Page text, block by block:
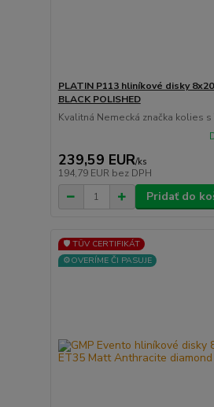
PLATIN P113 hliníkové disky
BLACK POLISHED
Kvalitná Nemecká značka kolies s
239,59 EUR/ks
194,79 EUR bez DPH
Pridať do
🛡️ TÜV CERTIFIKÁT
⚙️OVERÍME ČI PASUJE